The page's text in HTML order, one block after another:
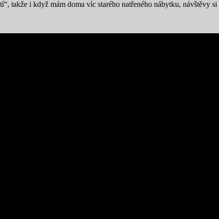
takže i když mám doma víc starého natřeného nábytku, návštěvy